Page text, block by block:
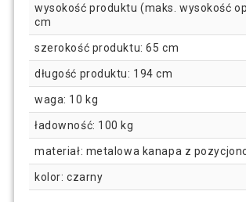
wysokość produktu (maks. wysokość
cm
szerokość produktu: 65 cm
długość produktu: 194 cm
waga: 10 kg
ładowność: 100 kg
materiał: metalowa kanapa z
kolor: czarny